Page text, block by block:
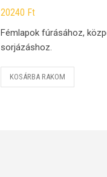
20240 Ft
Fémlapok fúrásához,
sorjázáshoz.
KOSÁRBA RAKOM